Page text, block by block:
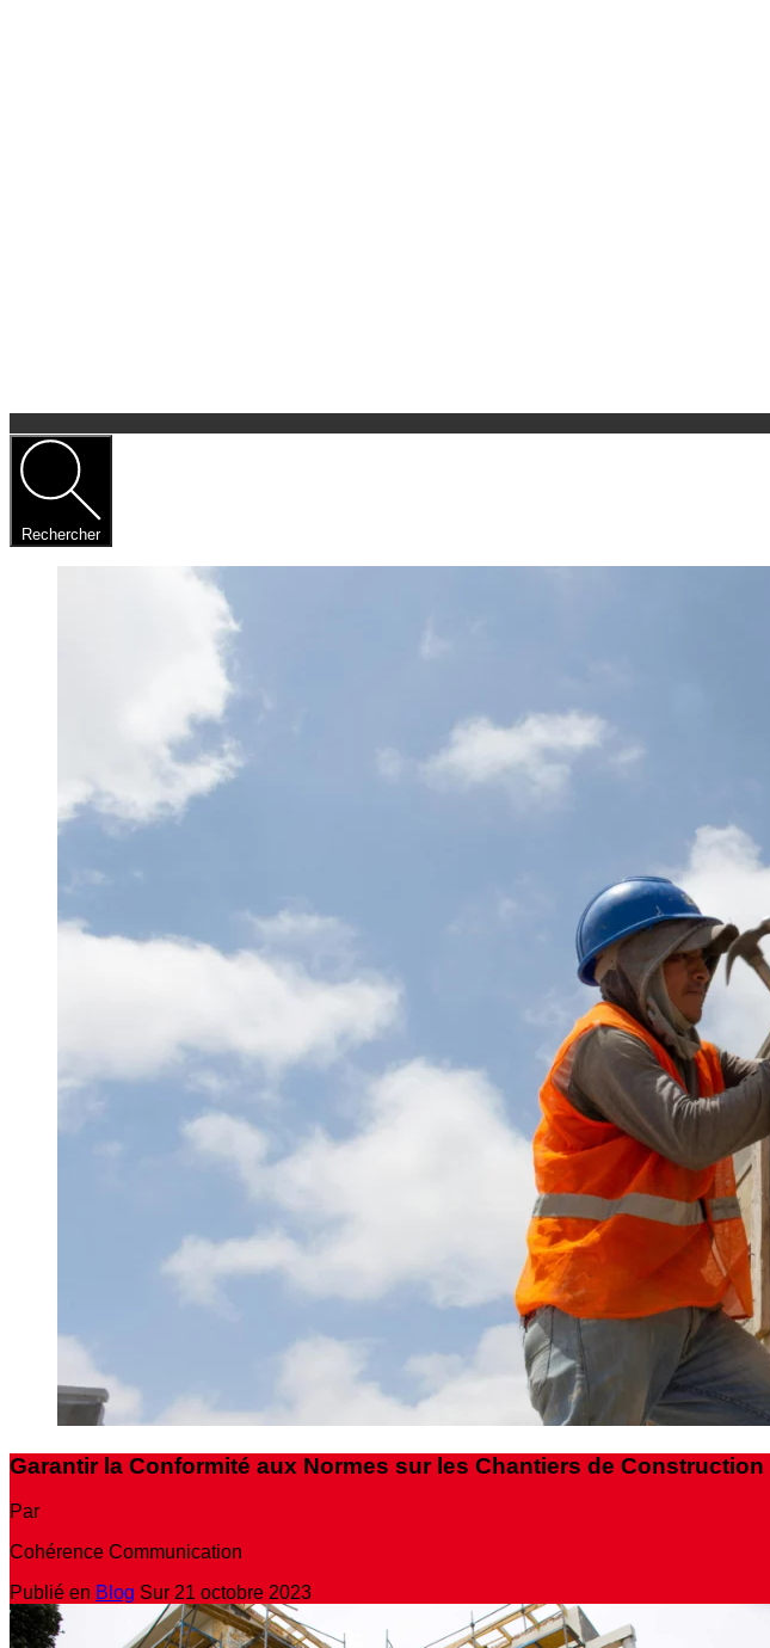
Rechercher
Garantir la Conformité aux Normes sur les Chantiers de Construction
Par
Cohérence Communication
Publié en Blog Sur 21 octobre 2023